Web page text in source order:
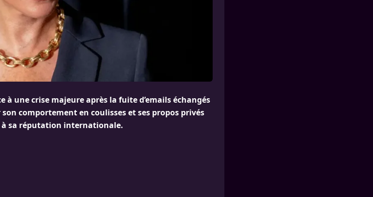
à une crise majeure après la fuite d’emails échangés
comportement en coulisses et ses propos privés
sa réputation internationale.